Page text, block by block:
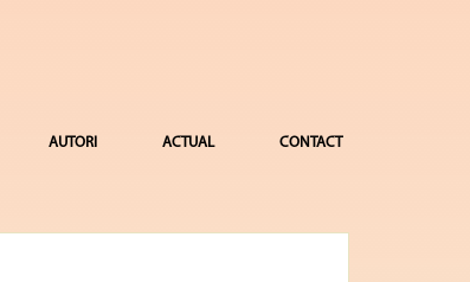
AUTORI ACTUAL CONTACT